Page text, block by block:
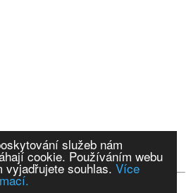
služeb nám
cookie. Používáním webu
vyjadřujete souhlas. Více